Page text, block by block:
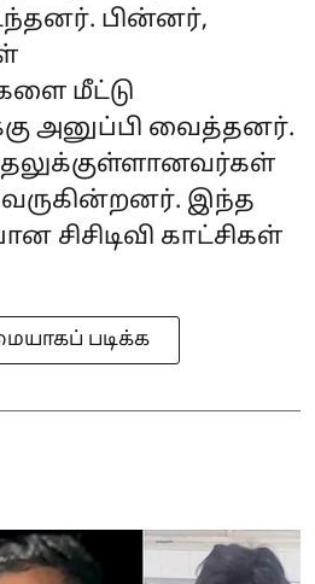
பின்னர்,
மீட்டு
அனுப்பி வைத்தனர்.
வருகின்றனர். இந்த
சிசிடிவி காட்சிகள்
படிக்க